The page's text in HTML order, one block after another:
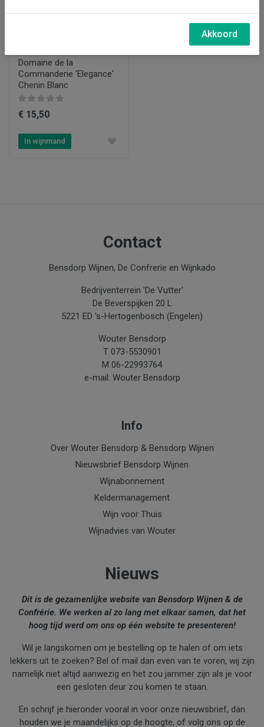
Domaine de la
Commanderie 'Elegance'
Chenin Blanc
€ 15,50
In wijnmand
Contact
Bensdorp Wijnen, De Confrerie en Wijnkado
Bedrijventerrein 'De Vutter'
De Beverspijken 20 L
5221 ED 's-Hertogenbosch (Engelen)
Wouter Bensdorp
T 073-5530901
M 06-22993764
e-mail: Wouter Bensdorp
Info
Over Wouter Bensdorp & Bensdorp Wijnen
Nieuwsbrief Bensdorp Wijnen
Wijnabonnement
Keldermanagement
Wijn voor Thuis
Wijnadvies van Wouter
Nieuws
Dit is de gezamenlijke website van Bensdorp Wijnen & de
Confrérie. We werken al zo lang met elkaar samen, dat het
hoog tijd werd om ons op één website te presenteren!
Wil je langskomen om je bestelling op te halen of om iets
lekkers uit te zoeken? Bel of mail dan even van te voren, wij zijn
namelijk niet altijd aanwezig en het zou jammer zijn als je voor
een gesloten deur zou komen te staan.
En schrijf je hieronder vooral in voor onze nieuwsbrief, dan
houden we je maandelijks op de hoogte, of volg ons op de
Akkoord